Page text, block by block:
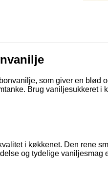
som giver en
Brug vaniljesukkeret
i køkkenet. Den rene
og tydelige